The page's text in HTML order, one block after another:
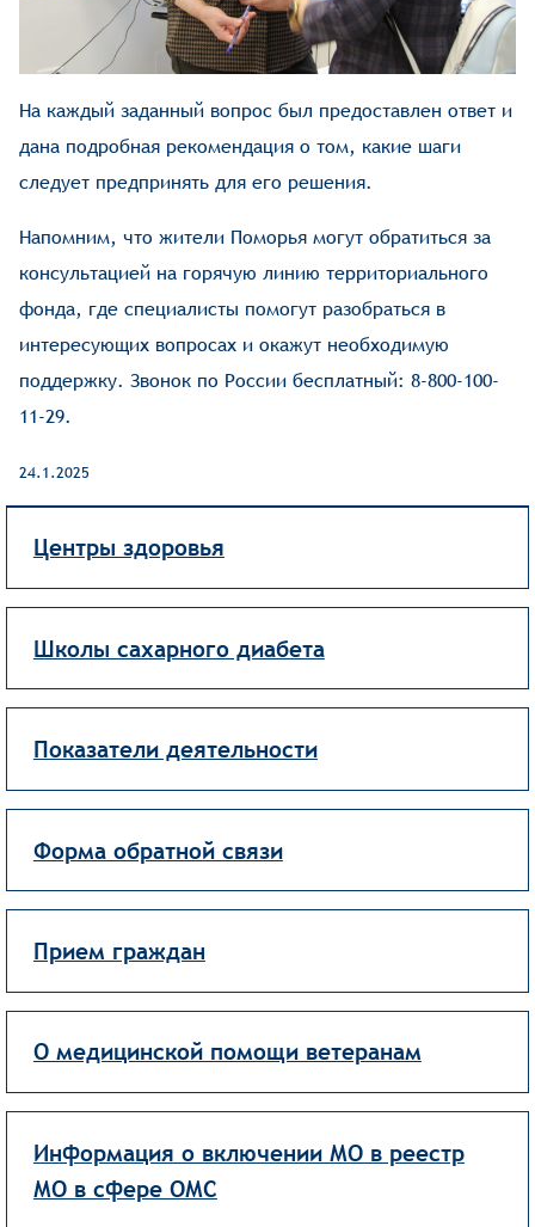
На каждый заданный вопрос был предоставлен ответ и
дана подробная рекомендация о том, какие шаги
следует предпринять для его решения.
Напомним, что жители Поморья могут обратиться за
консультацией на горячую линию территориального
фонда, где специалисты помогут разобраться в
интересующих вопросах и окажут необходимую
поддержку. Звонок по России бесплатный:8-800-100-
11-29.
24.1.2025
Центры здоровья
Школы сахарного диабета
Показатели деятельности
Форма обратной связи
Прием граждан
О медицинской помощи ветеранам
Информация о включении МО в реестр
МО в сфере ОМС